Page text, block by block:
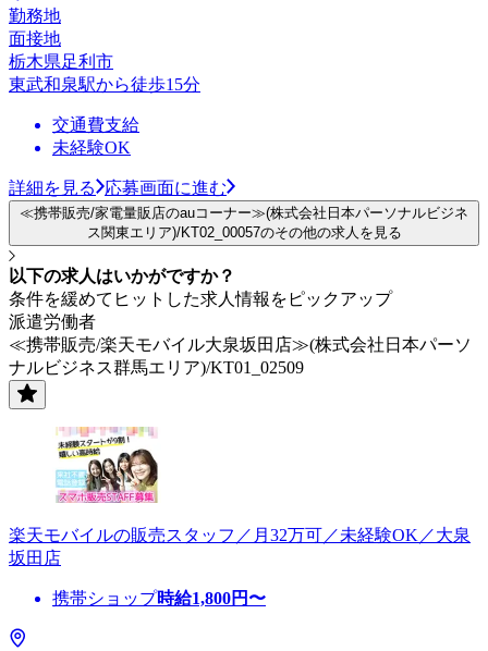
勤務地
面接地
栃木県足利市
東武和泉駅から徒歩15分
交通費支給
未経験OK
詳細を見る 応募画面に進む
≪携帯販売/家電量販店のauコーナー≫(株式会社日本パーソナルビジネ
ス関東エリア)/KT02_00057のその他の求人を見る
以下の求人はいかがですか？
条件を緩めてヒットした求人情報をピックアップ
派遣労働者
≪携帯販売/楽天モバイル大泉坂田店≫(株式会社日本パーソ
ナルビジネス群馬エリア)/KT01_02509
楽天モバイルの販売スタッフ／月32万可／未経験OK／大泉
坂田店
携帯ショップ時給1,800円〜